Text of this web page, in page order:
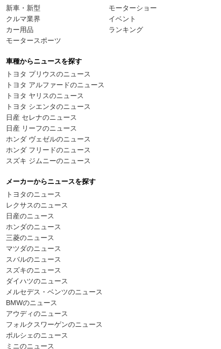
新車・新型
クルマ業界
カー用品
モータースポーツ
モーターショー
イベント
ランキング
車種からニュースを探す
トヨタ プリウスのニュース
トヨタ アルファードのニュース
トヨタ ヤリスのニュース
トヨタ シエンタのニュース
日産 セレナのニュース
日産 リーフのニュース
ホンダ ヴェゼルのニュース
ホンダ フリードのニュース
スズキ ジムニーのニュース
メーカーからニュースを探す
トヨタのニュース
レクサスのニュース
日産のニュース
ホンダのニュース
三菱のニュース
マツダのニュース
スバルのニュース
スズキのニュース
ダイハツのニュース
メルセデス・ベンツのニュース
BMWのニュース
アウディのニュース
フォルクスワーゲンのニュース
ポルシェのニュース
ミニのニュース